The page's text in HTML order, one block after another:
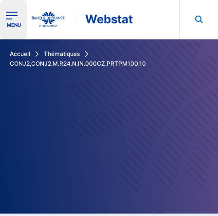
Ouvrir le menu de navigation
MENU Webstat
Accueil
Thématiques
CONJ2,CONJ2.M.R24.N.IN.000CZ.PRTPM100.10